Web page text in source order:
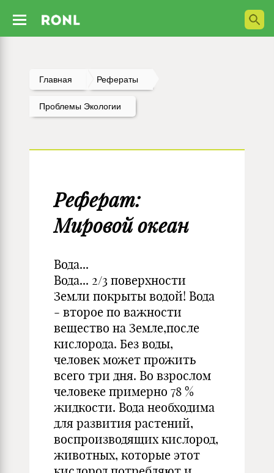
Главная Рефераты
Проблемы Экологии
Реферат:
Мировой океан
Вода...
Вода... 2/3 поверхности
Земли покрыты водой! Вода
- второе по важности
вещество на Земле,после
кислорода. Без воды,
человек может прожить
всего три дня. Во взрослом
человеке примерно 78 %
жидкости. Вода необходима
для развития растений,
воспроизводящих кислород,
животных, которые этот